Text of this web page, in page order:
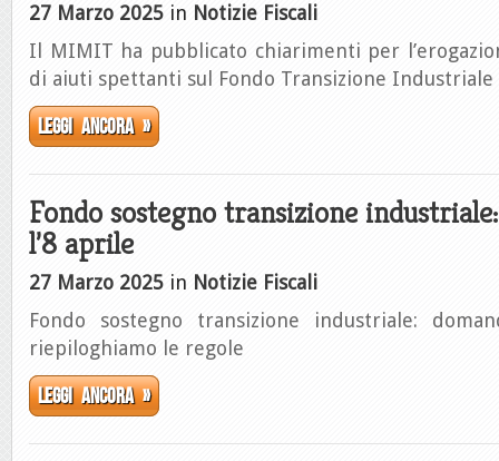
27 Marzo 2025 in Notizie Fiscali
Il MIMIT ha pubblicato chiarimenti per
di aiuti spettanti sul Fondo Transizione Industriale
Leggi ancora »
Fondo sostegno transizione
l’8 aprile
27 Marzo 2025 in Notizie Fiscali
Fondo sostegno transizione industriale:
riepiloghiamo le regole
Leggi ancora »